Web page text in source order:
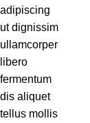
adipiscing
ut dignissim
ullamcorper
libero
fermentum
dis aliquet
tellus mollis